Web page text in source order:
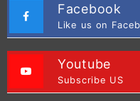
Facebook
Like us on
Youtube
Subscribe US